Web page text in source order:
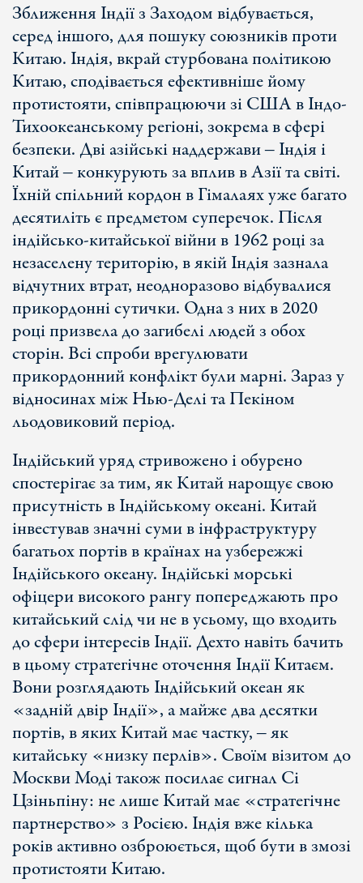
Зближення Індії з Заходом відбувається,
серед іншого, для пошуку союзників проти
Китаю. Індія, вкрай стурбована політикою
Китаю, сподівається ефективніше йому
протистояти, співпрацюючи зі США в Індо-
Тихоокеанському регіоні, зокрема в сфері
безпеки. Дві азійські наддержави ‒ Індія і
Китай ‒ конкурують за вплив в Азії та світі.
Їхній спільний кордон в Гімалаях уже багато
десятиліть є предметом суперечок. Після
індійсько-китайської війни в 1962 році за
незаселену територію, в якій Індія зазнала
відчутних втрат, неодноразово відбувалися
прикордонні сутички. Одна з них в 2020
році призвела до загибелі людей з обох
сторін. Всі спроби врегулювати
прикордонний конфлікт були марні. Зараз у
відносинах між Нью-Делі та Пекіном
льодовиковий період.
Індійський уряд стривожено і обурено
спостерігає за тим, як Китай нарощує свою
присутність в Індійському океані. Китай
інвестував значні суми в інфраструктуру
багатьох портів в країнах на узбережжі
Індійського океану. Індійські морські
офіцери високого рангу попереджають про
китайський слід чи не в усьому, що входить
до сфери інтересів Індії. Дехто навіть бачить
в цьому стратегічне оточення Індії Китаєм.
Вони розглядають Індійський океан як
«задній двір Індії», а майже два десятки
портів, в яких Китай має частку, ‒ як
китайську «низку перлів». Своїм візитом до
Москви Моді також посилає сигнал Сі
Цзіньпіну: не лише Китай має «стратегічне
партнерство» з Росією. Індія вже кілька
років активно озброюється, щоб бути в змозі
протистояти Китаю.